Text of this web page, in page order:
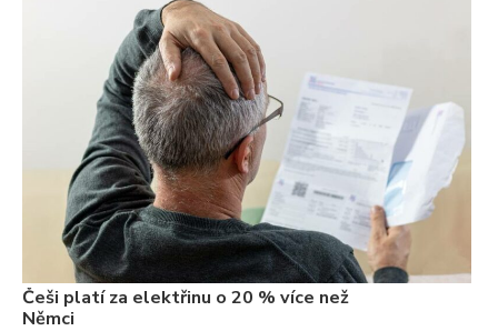
Češi platí za elektřinu o 20 % více než
Němci